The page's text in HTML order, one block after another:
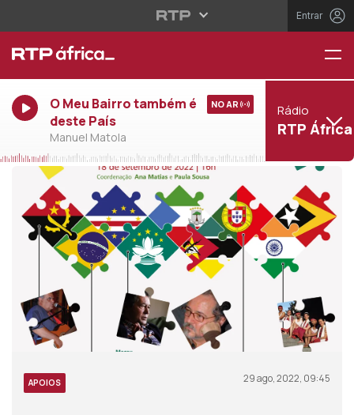
Entrar
O Meu Bairro também é
deste País
Manuel Matola
NO AR Rádio
RTP África
APOIOS 29 ago, 2022, 09:45